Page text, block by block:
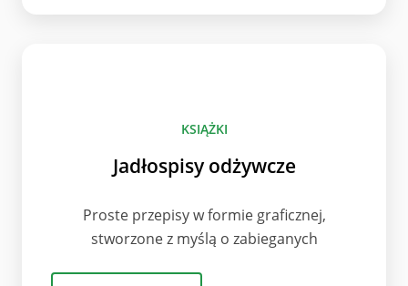
KSIĄŻKI
Jadłospisy odżywcze
Proste przepisy w formie graficznej,
stworzone z myślą o zabieganych